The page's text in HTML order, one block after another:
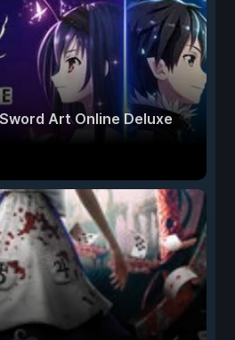
Art Online Deluxe